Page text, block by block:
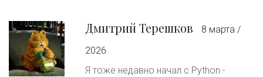
Дмитрий Терешков
8 марта /
2026
Я тоже недавно начал с Python -